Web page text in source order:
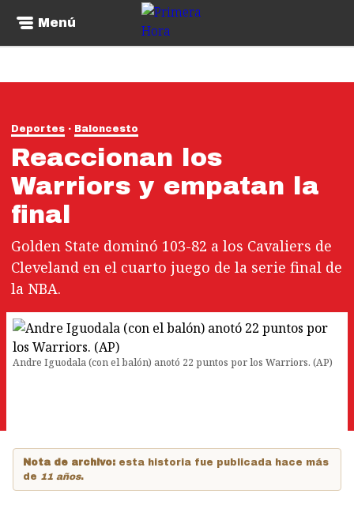
Menú
Deportes Baloncesto
Reaccionan los
Warriors y empatan la
final
Golden State dominó 103-82 a los Cavaliers de
Cleveland en el cuarto juego de la serie final de
la NBA.
Andre Iguodala (con el balón) anotó 22 puntos por los Warriors. (AP)
Nota de archivo: esta historia fue publicada hace más
de 11 años.